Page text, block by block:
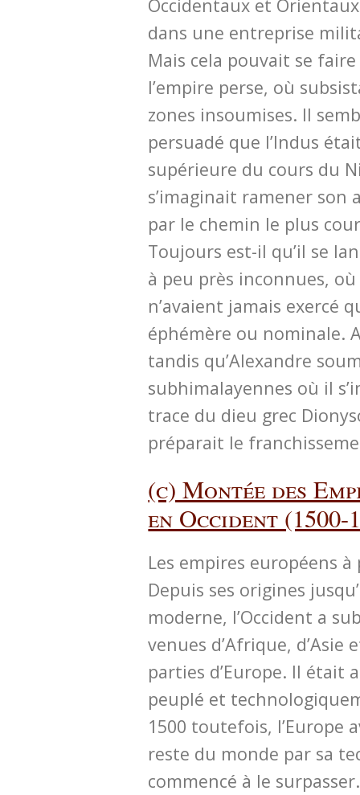
Occidentaux et
dans une entreprise
Mais cela pouvait se
l’empire perse, où
zones insoumises. Il
persuadé que l’Indus
supérieure du cours du
s’imaginait ramener son
par le chemin le plus
Toujours est-il qu’il se
à peu près inconnues, où
n’avaient jamais exercé
éphémère ou nominale.
tandis qu’Alexandre
subhimalayennes où il
trace du dieu grec
préparait le
(c) Montée des
en Occident (1500-
Les empires européens
Depuis ses origines
moderne, l’Occident a
venues d’Afrique, d’Asie
parties d’Europe. Il était
peuplé et
1500 toutefois, l’Europe
reste du monde par sa
commencé à le